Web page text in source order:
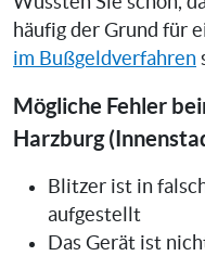
häufig der Grund für
im Bußgeldverfahren
Mögliche Fehler
Harzburg
Blitzer ist in
aufgestellt
Das Gerät ist